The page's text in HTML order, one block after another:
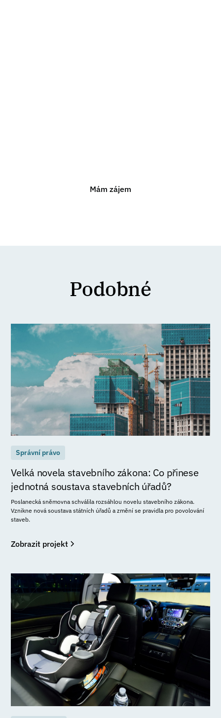
Mám zájem
Podobné
Správní právo
Velká novela stavebního zákona: Co přinese
jednotná soustava stavebních úřadů?
Poslanecká sněmovna schválila rozsáhlou novelu stavebního zákona.
Vznikne nová soustava státních úřadů a změní se pravidla pro povolování
staveb.
Zobrazit projekt